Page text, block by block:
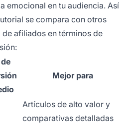
emocional en tu audiencia. Así
se compara con otros
afiliados en términos de
Mejor para
Artículos de alto valor y
comparativas detalladas